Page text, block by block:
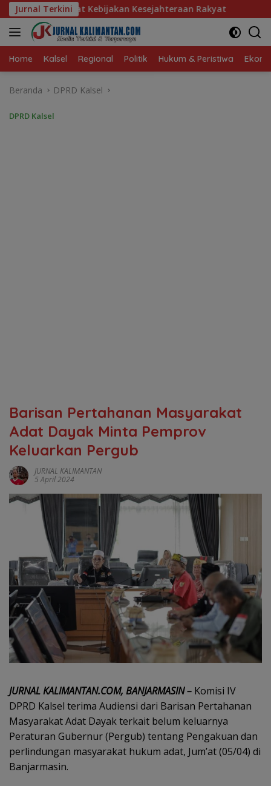
Langsung
ke
konten
Jurnal Terkini
Kesejahteraan Rakyat Baru 10 Persen, Aktivasi IKD
Home Kalsel Regional Politik Hukum & Peristiwa
Beranda DPRD Kalsel
DPRD Kalsel
Barisan Pertahanan Masyarakat
Adat Dayak Minta Pemprov
Keluarkan Pergub
JURNAL KALIMANTAN
5 April 2024
JURNAL KALIMANTAN.COM, BANJARMASIN – Komisi IV
DPRD Kalsel terima Audiensi dari Barisan Pertahanan
Masyarakat Adat Dayak terkait belum keluarnya
Peraturan Gubernur (Pergub) tentang Pengakuan dan
perlindungan masyarakat hukum adat, Jum’at (05/04) di
Banjarmasin.